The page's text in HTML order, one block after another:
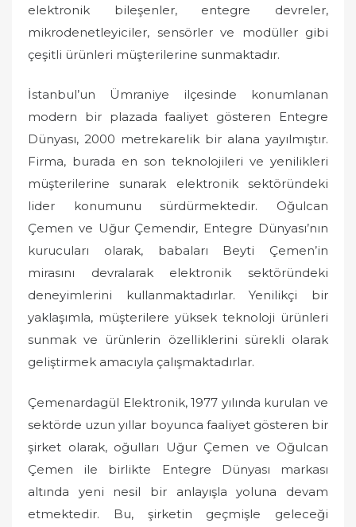
elektronik bileşenler, entegre devreler,
mikrodenetleyiciler, sensörler ve modüller gibi
çeşitli ürünleri müşterilerine sunmaktadır.
İstanbul’un Ümraniye ilçesinde konumlanan
modern bir plazada faaliyet gösteren Entegre
Dünyası, 2000 metrekarelik bir alana yayılmıştır.
Firma, burada en son teknolojileri ve yenilikleri
müşterilerine sunarak elektronik sektöründeki
lider konumunu sürdürmektedir. Oğulcan
Çemen ve Uğur Çemendir, Entegre Dünyası’nın
kurucuları olarak, babaları Beyti Çemen’in
mirasını devralarak elektronik sektöründeki
deneyimlerini kullanmaktadırlar. Yenilikçi bir
yaklaşımla, müşterilere yüksek teknoloji ürünleri
sunmak ve ürünlerin özelliklerini sürekli olarak
geliştirmek amacıyla çalışmaktadırlar.
Çemenardagül Elektronik, 1977 yılında kurulan ve
sektörde uzun yıllar boyunca faaliyet gösteren bir
şirket olarak, oğulları Uğur Çemen ve Oğulcan
Çemen ile birlikte Entegre Dünyası markası
altında yeni nesil bir anlayışla yoluna devam
etmektedir. Bu, şirketin geçmişle geleceği